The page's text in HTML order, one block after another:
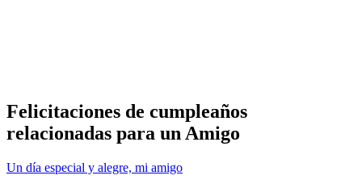
Felicitaciones de cumpleaños
relacionadas para un Amigo
Un día especial y alegre, mi amigo